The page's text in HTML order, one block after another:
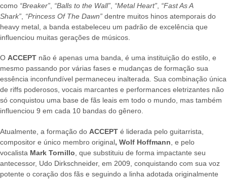
como “Breaker”, “Balls to the Wall”, “Metal Heart”, “Fast As A
Shark”, “Princess Of The Dawn” dentre muitos hinos atemporais do
heavy metal, a banda estabeleceu um padrão de excelência que
influenciou muitas gerações de músicos.
O ACCEPT não é apenas uma banda, é uma instituição do estilo, e
mesmo passando por várias fases e mudanças de formação sua
essência inconfundível permaneceu inalterada. Sua combinação única
de riffs poderosos, vocais marcantes e performances eletrizantes não
só conquistou uma base de fãs leais em todo o mundo, mas também
influenciou 9 em cada 10 bandas do gênero.
Atualmente, a formação do ACCEPT é liderada pelo guitarrista,
compositor e único membro original, Wolf Hoffmann , e pelo
vocalista Mark Tornillo , que substituiu de forma impactante seu
antecessor, Udo Dirkschneider, em 2009, conquistando com sua voz
potente o coração dos fãs e seguindo a linha adotada originalmente